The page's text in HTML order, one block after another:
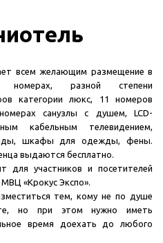
всем желающим размещение в
номерах, разной степени
категории люкс, 11 номеров
санузлы с душем, LCD-
кабельным телевидением,
шкафы для одежды, фены.
выдаются бесплатно.
для участников и посетителей
«Крокус Экспо».
тем, кому не по душе
но при этом нужно иметь
время доехать до любого